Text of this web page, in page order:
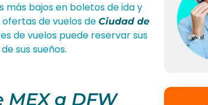
más bajos en boletos de ida y
ofertas de vuelos de Ciudad de
de vuelos puede reservar sus
sus sueños.
a DFW